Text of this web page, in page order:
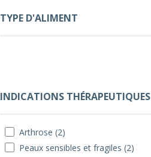
TYPE D'ALIMENT
INDICATIONS THÉRAPEUTIQUES
Arthrose (2)
Peaux sensibles et fragiles (2)